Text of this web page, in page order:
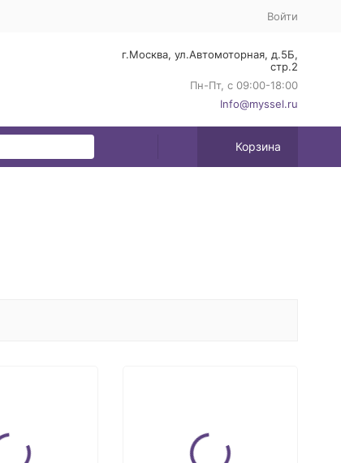
Войти
г.Москва, ул.Автомоторная, д.5Б,
стр.2
Пн-Пт, с 09:00-18:00
Info@myssel.ru
Корзина